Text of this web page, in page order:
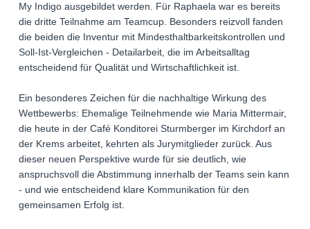
My Indigo ausgebildet werden. Für Raphaela war es bereits
die dritte Teilnahme am Teamcup. Besonders reizvoll fanden
die beiden die Inventur mit Mindesthaltbarkeitskontrollen und
Soll-Ist-Vergleichen - Detailarbeit, die im Arbeitsalltag
entscheidend für Qualität und Wirtschaftlichkeit ist.
Ein besonderes Zeichen für die nachhaltige Wirkung des
Wettbewerbs: Ehemalige Teilnehmende wie Maria Mittermair,
die heute in der Café Konditorei Sturmberger im Kirchdorf an
der Krems arbeitet, kehrten als Jurymitglieder zurück. Aus
dieser neuen Perspektive wurde für sie deutlich, wie
anspruchsvoll die Abstimmung innerhalb der Teams sein kann
- und wie entscheidend klare Kommunikation für den
gemeinsamen Erfolg ist.